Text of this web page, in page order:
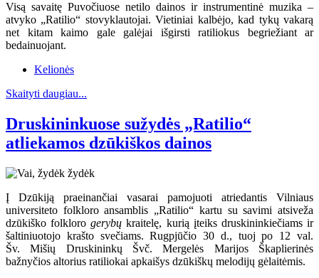
Visą savaitę Puvočiuose netilo dainos ir instrumentinė muzika –
atvyko „Ratilio“ stovyklautojai. Vietiniai kalbėjo, kad tykų vakarą
net kitam kaimo gale galėjai išgirsti ratiliokus begriežiant ar
bedainuojant.
Kelionės
Skaityti daugiau...
Druskininkuose sužydės „Ratilio“
atliekamos dzūkiškos dainos
Į Dzūkiją praeinančiai vasarai pamojuoti atriedantis Vilniaus
universiteto folkloro ansamblis „Ratilio“ kartu su savimi atsiveža
dzūkiško folklorogerybų kraitelę, kurią įteiks druskininkiečiams ir
šaltiniuotojo krašto svečiams. Rugpjūčio 30 d., tuoj po 12 val.
Šv. Mišių Druskininkų Švč. Mergelės Marijos Škaplierinės
bažnyčios altorius ratiliokai apkaišys dzūkiškų melodijų gėlaitėmis.